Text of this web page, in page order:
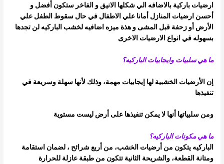
ارضيات باركية بالاضافه الي شكلها الانيق و الفاخر ستكون أفضل و
أحسن ارضيات المنازل أمانا علي الاطفال في حال سقوط الطفل علي
الأرض أو زحفة قبل المشى و هذة ميزه اضافيه لخشب الباركيه لن تجدها
بسهوله في انواع الارضيات الاخرى
ما هي سلبيات وايجابيات الباركيه؟
إن الأرضيات الخشبية لها إيجابيات مهمة، وذلك لأنها سهلة وسريعة في
تنفيذها
ومن سلبياتها أنها لا يمكن تنفيذها على أرض ليست مستوية
ما هي مكونات الباركيه؟
الباركيه يتكون من أرضيات الخشب، من أربع شرائح ، لضمان استقامة
ومتانة القطعة، والشريحة الثانية تتكون من طبقة عازلة للحرارة